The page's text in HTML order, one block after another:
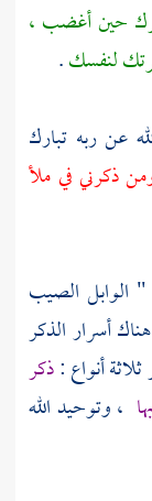
حين أغضب ،
لنفسك.
عن ربه تبارك
ذكرني في ملأ
" الوابل الصيب
أسرار الذكر
أنواع :ذكر
، وتوحيد الله